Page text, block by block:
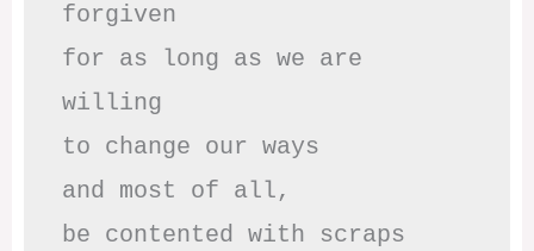
forgiven
for as long as we are
willing
to change our ways
and most of all,
be contented with scraps